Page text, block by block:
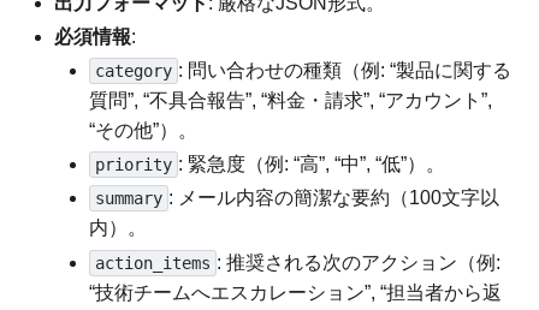
必須情報:
category : 問い合わせの種類（例: “製品に関する
質問”, “不具合報告”, “料金・請求”, “アカウント”,
“その他”）。
priority : 緊急度（例: “高”, “中”, “低”）。
summary : メール内容の簡潔な要約（100文字以
内）。
action_items : 推奨される次のアクション（例:
“技術チームへエスカレーション”, “担当者から返